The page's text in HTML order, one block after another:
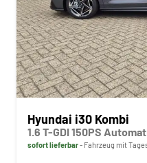
Hyundai i30 Kombi
sofort lieferbar Fahrzeug mit